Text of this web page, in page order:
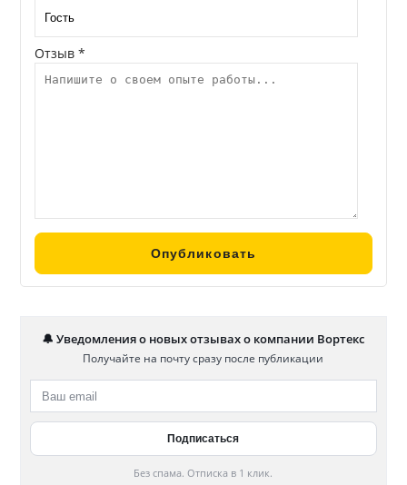
Отзыв *
🔔 Уведомления о новых отзывах о компании Вортекс
Получайте на почту сразу после публикации
Без спама. Отписка в 1 клик.